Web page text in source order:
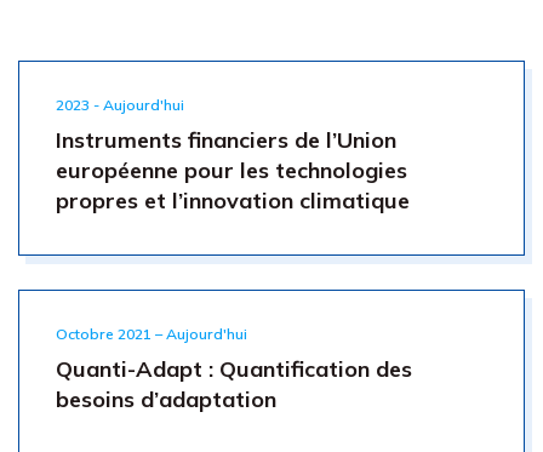
2023 - Aujourd'hui
Instruments financiers de l’Union
européenne pour les technologies
propres et l’innovation climatique
Octobre 2021 – Aujourd'hui
Quanti-Adapt : Quantification des
besoins d’adaptation